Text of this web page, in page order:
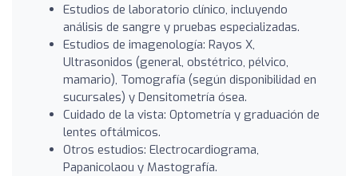
Estudios de laboratorio clínico, incluyendo
análisis de sangre y pruebas especializadas.
Estudios de imagenología: Rayos X,
Ultrasonidos (general, obstétrico, pélvico,
mamario), Tomografía (según disponibilidad en
sucursales) y Densitometría ósea.
Cuidado de la vista: Optometría y graduación de
lentes oftálmicos.
Otros estudios: Electrocardiograma,
Papanicolaou y Mastografía.